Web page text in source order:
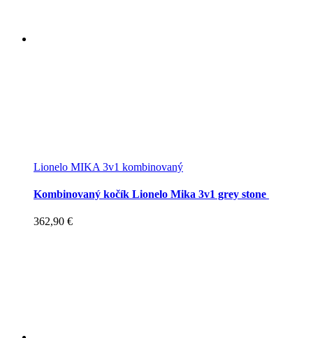
Lionelo MIKA 3v1 kombinovaný
Kombinovaný kočík Lionelo Mika 3v1 grey stone
362,90 €